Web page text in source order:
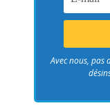
Avec nous, pas